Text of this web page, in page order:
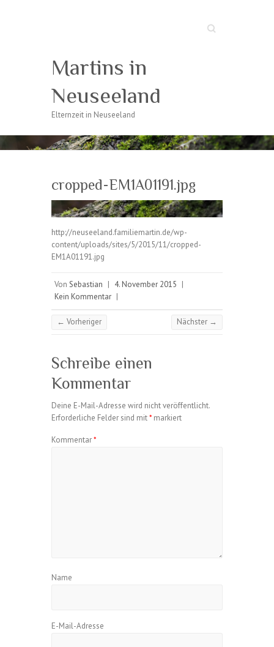
Suche
Martins in
Neuseeland
Elternzeit in Neuseeland
cropped-EM1A01191.jpg
http://neuseeland.familiemartin.de/wp-
content/uploads/sites/5/2015/11/cropped-
EM1A01191.jpg
Von Sebastian | 4. November 2015 |
Kein Kommentar |
← Vorheriger Nächster →
Schreibe einen
Kommentar
Deine E-Mail-Adresse wird nicht veröffentlicht.
Erforderliche Felder sind mit* markiert
Kommentar*
Name
E-Mail-Adresse